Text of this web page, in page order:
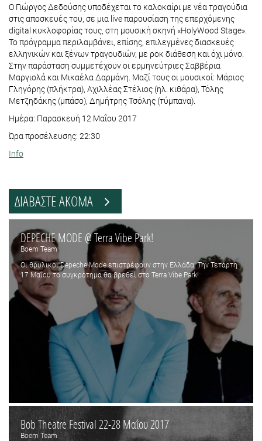
Ο Γιώργος Δεδούσης υποδέχεται το καλοκαίρι με νέα τραγούδια
στις αποσκευές του, σε μια live παρουσίαση της επερχόμενης
digital κυκλοφορίας τους, στη μουσική σκηνή «HolyWood Stage».
Το πρόγραμμα περιλαμβάνει, επίσης, επιλεγμένες διασκευές
ελληνικών και ξένων τραγουδιών, με ροκ διάθεση και όχι μόνο.
Στην παράσταση συμμετέχουν οι ερμηνεύτριες Σαββέρια
Μαργιολά και Μικαέλα Δαρμάνη. Μαζί τους οι μουσικοί: Μάριος
Γληγόρης (πλήκτρα), Αχιλλέας Στέλιος (ηλ. κιθάρα), Τόλης
Μετζηδάκης (μπάσο), Δημήτρης Τσόλης (τύμπανα).
Ημέρα: Παρασκευή 12 Μαΐου 2017
Ώρα προσέλευσης: 22:30
Info
ΔΙΑΒΑΣΤΕ ΑΚΟΜΑ
DEPECHE MODE @ Terra Vibe Park!
Boem Team
Oι θρυλικοί Depeche Mode επιστρέφουν στην Ελλάδα! Την Τετάρτη
17 Μαΐου το συγκρότημα θα βρεθεί στο Terra Vibe Park!
Bob Theatre Festival 22-28 Μαΐου 2017
Boem Team